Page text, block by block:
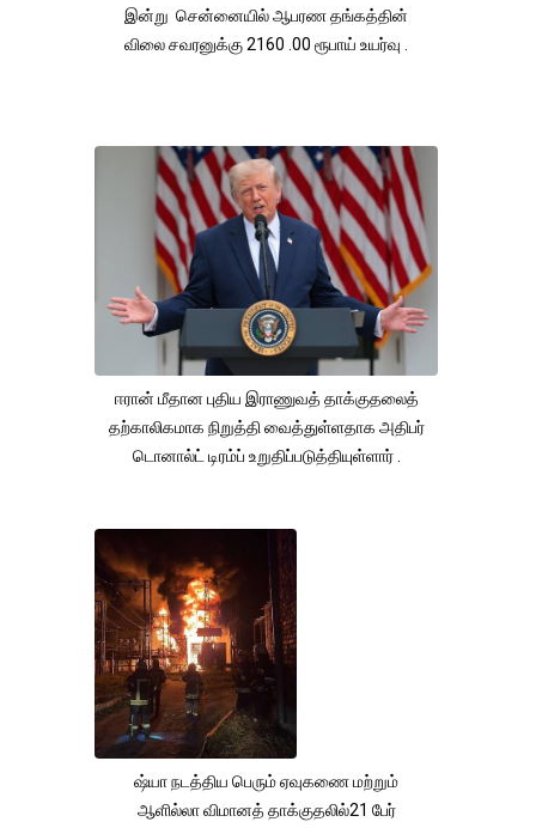
இன்று சென்னையில் ஆபரண தங்கத்தின்
விலை சவரனுக்கு 2160 .00 ரூபாய் உயர்வு .
ஈரான் மீதான புதிய இராணுவத் தாக்குதலைத்
தற்காலிகமாக நிறுத்தி வைத்துள்ளதாக அதிபர்
டொனால்ட் டிரம்ப் உறுதிப்படுத்தியுள்ளார் .
ஷ்யா நடத்திய பெரும் ஏவுகணை மற்றும்
ஆளில்லா விமானத் தாக்குதலில்21 பேர்